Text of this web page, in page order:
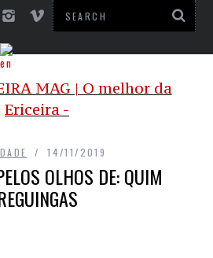
14/11/2019
OLHOS DE: QUIM